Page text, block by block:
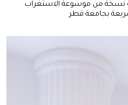
نسخة من موسوعة الاستغراب
بجامعة قطر